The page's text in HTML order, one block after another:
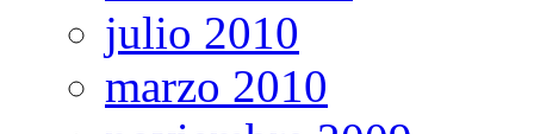
julio 2010
marzo 2010